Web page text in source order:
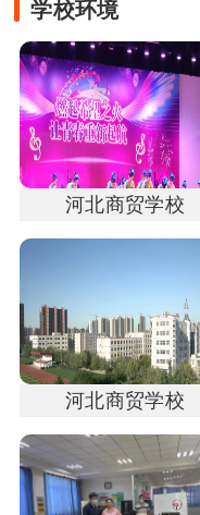
学校环境
河北商贸学校
河北商贸学校